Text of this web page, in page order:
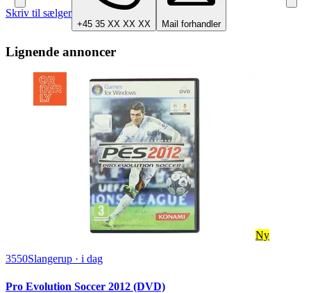
Skriv til sælger
+45 35 XX XX XX Mail forhandler
Lignende annoncer
Ny
3550Slangerup · i dag
Pro Evolution Soccer 2012 (DVD)